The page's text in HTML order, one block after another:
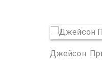
Джейсон